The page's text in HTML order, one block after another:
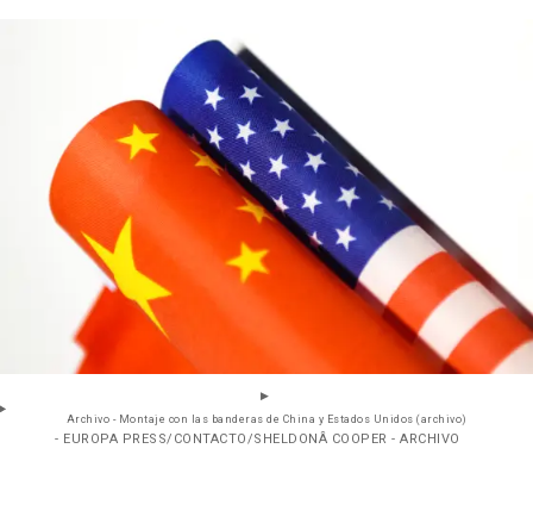
Archivo - Montaje con las banderas de China y Estados Unidos (archivo)
- EUROPA PRESS/CONTACTO/SHELDONÂ COOPER - ARCHIVO